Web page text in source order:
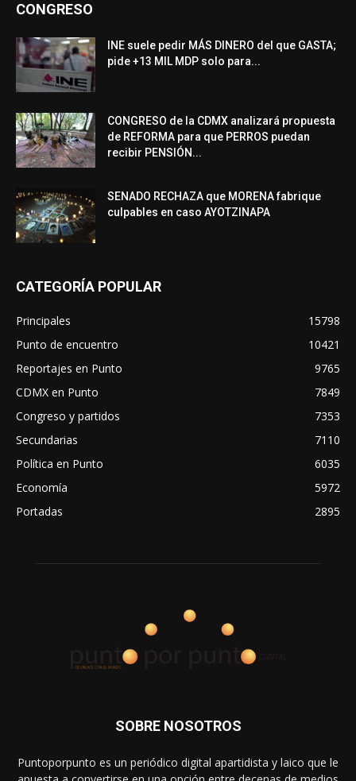
CONGRESO
INE suele pedir MÁS DINERO del que GASTA;
pide +13 MIL MDP solo para...
CONGRESO de la CDMX analizará propuesta
de REFORMA para que PERROS puedan
recibir PENSIÓN...
SENADO RECHAZA que MORENA fabrique
culpables en caso AYOTZINAPA
CATEGORÍA POPULAR
Principales
15798
Punto de encuentro
10421
Reportajes en Punto
9765
CDMX en Punto
7849
Congreso y partidos
7353
Secundarias
7110
Política en Punto
6035
Economía
5972
Portadas
2895
SOBRE NOSOTROS
Puntoporpunto es un periódico digital apartidista y laico que le